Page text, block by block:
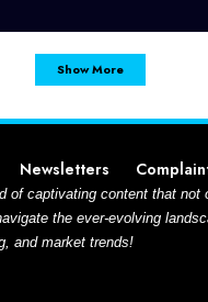
Show More
Newsletters
of captivating content that not
the ever-evolving
and market trends!